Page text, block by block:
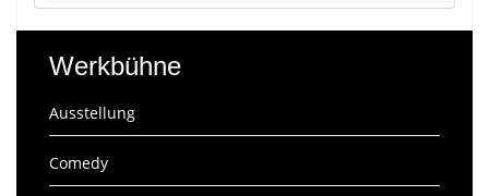
Werkbühne
Ausstellung
Comedy